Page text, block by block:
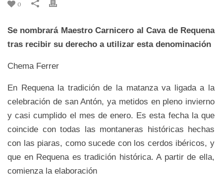
0
Se nombrará Maestro Carnicero al Cava de Requena
tras recibir su derecho a utilizar esta denominación
Chema Ferrer
En Requena la tradición de la matanza va ligada a la
celebración de san Antón, ya metidos en pleno invierno
y casi cumplido el mes de enero. Es esta fecha la que
coincide con todas las montaneras históricas hechas
con las piaras, como sucede con los cerdos ibéricos, y
que en Requena es tradición histórica. A partir de ella,
comienza la elaboración